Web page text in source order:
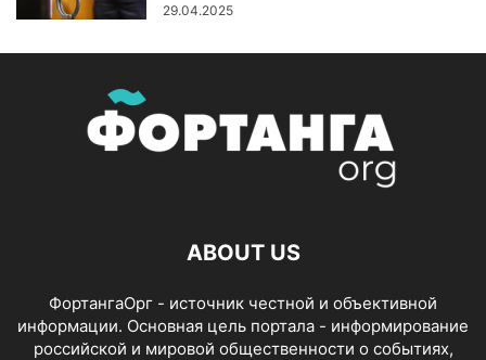
29.04.2025
ABOUT US
ФортангаОрг - источник честной и объективной
информации. Основная цель портала - информирование
российской и мировой общественности о событиях,